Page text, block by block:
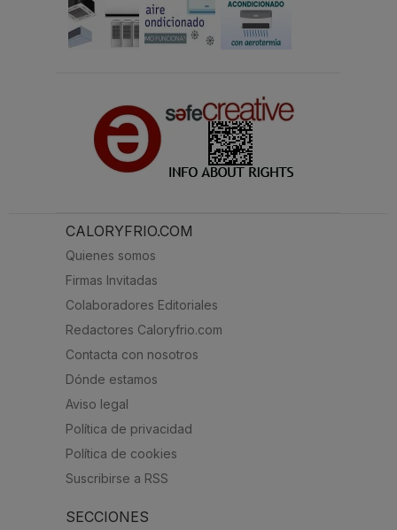
CALORYFRIO.COM
Quienes somos
Firmas Invitadas
Colaboradores Editoriales
Redactores Caloryfrio.com
Contacta con nosotros
Dónde estamos
Aviso legal
Política de privacidad
Política de cookies
Suscribirse a RSS
SECCIONES